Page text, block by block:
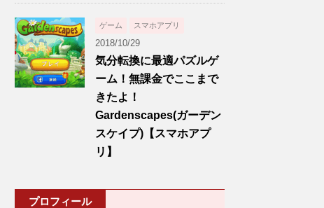
ゲーム スマホアプリ
2018/10/29
気分転換に最適パズルゲ
ーム！無課金でここまで
きたよ！
Gardenscapes(ガーデン
スケイプ)【スマホアプ
リ】
プロフィール